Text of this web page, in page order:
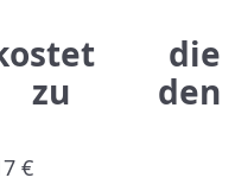
die
zu den
€